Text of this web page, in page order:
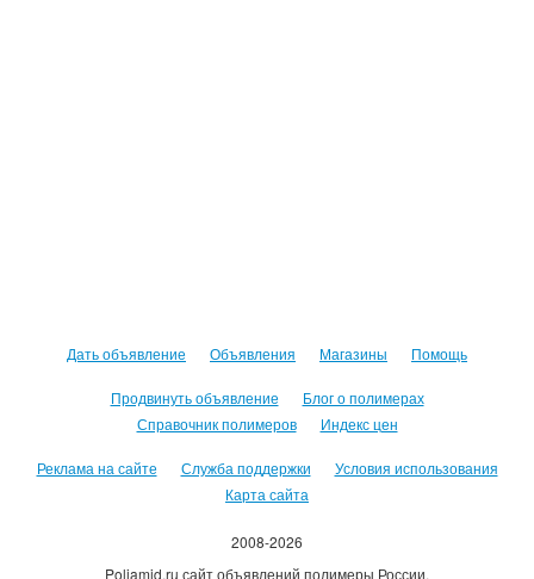
Дать объявление Объявления Магазины Помощь
Продвинуть объявление
Блог о полимерах
Справочник полимеров
Индекс цен
Реклама на сайте Служба поддержки
Условия использования
Карта сайта
2008-2026
Poliamid.ru сайт объявлений полимеры России.